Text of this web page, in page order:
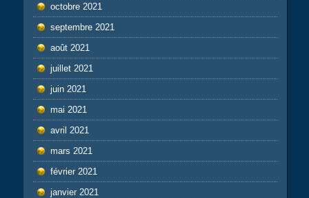
octobre 2021
septembre 2021
août 2021
juillet 2021
juin 2021
mai 2021
avril 2021
mars 2021
février 2021
janvier 2021